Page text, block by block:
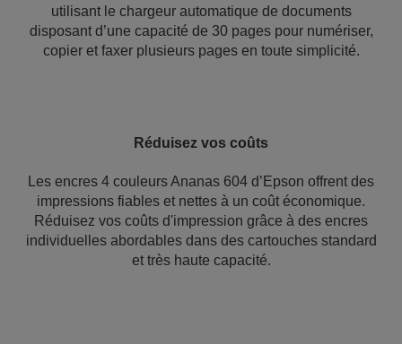
utilisant le chargeur automatique de documents
disposant d’une capacité de 30 pages pour numériser,
copier et faxer plusieurs pages en toute simplicité.
Réduisez vos coûts
Les encres 4 couleurs Ananas 604 d’Epson offrent des
impressions fiables et nettes à un coût économique.
Réduisez vos coûts d'impression grâce à des encres
individuelles abordables dans des cartouches standard
et très haute capacité.